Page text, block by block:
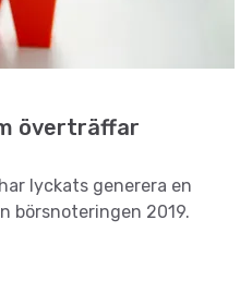
överträffar
lyckats generera en
börsnoteringen 2019.